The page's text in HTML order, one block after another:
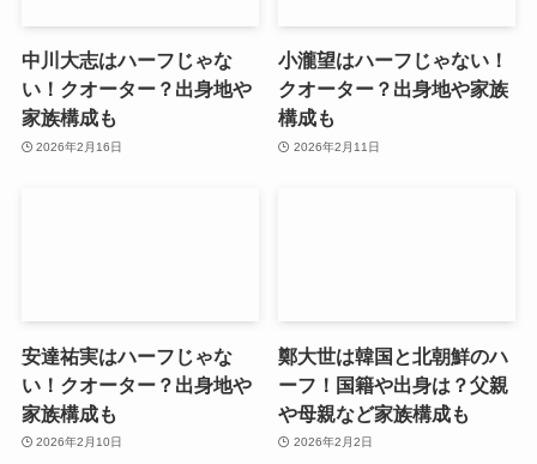
中川大志はハーフじゃな
い！クオーター？出身地や
家族構成も
2026年2月16日
小瀧望はハーフじゃない！
クオーター？出身地や家族
構成も
2026年2月11日
安達祐実はハーフじゃな
い！クオーター？出身地や
家族構成も
2026年2月10日
鄭大世は韓国と北朝鮮のハ
ーフ！国籍や出身は？父親
や母親など家族構成も
2026年2月2日